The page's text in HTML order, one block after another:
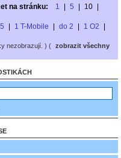
na stránku: 1 5 10
1 T-Mobile do 2 1 O2
nezobrazují. ) ( zobrazit všechny